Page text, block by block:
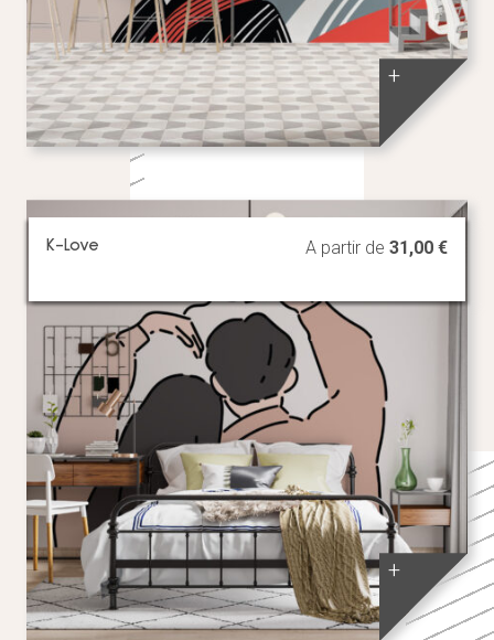
+
K-Love A partir de 31,00 €
+